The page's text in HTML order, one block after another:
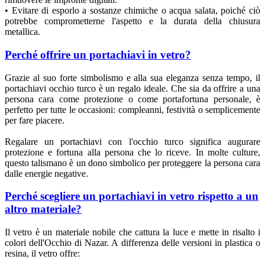
• Evitare di esporlo a sostanze chimiche o acqua salata, poiché ciò
potrebbe comprometterne l'aspetto e la durata della chiusura
metallica.
Perché offrire un portachiavi in vetro?
Grazie al suo forte simbolismo e alla sua eleganza senza tempo, il
portachiavi occhio turco è un regalo ideale. Che sia da offrire a una
persona cara come protezione o come portafortuna personale, è
perfetto per tutte le occasioni: compleanni, festività o semplicemente
per fare piacere.
Regalare un portachiavi con l'occhio turco significa augurare
protezione e fortuna alla persona che lo riceve. In molte culture,
questo talismano è un dono simbolico per proteggere la persona cara
dalle energie negative.
Perché scegliere un portachiavi in vetro rispetto a un
altro materiale?
Il vetro è un materiale nobile che cattura la luce e mette in risalto i
colori dell'Occhio di Nazar. A differenza delle versioni in plastica o
resina, il vetro offre: